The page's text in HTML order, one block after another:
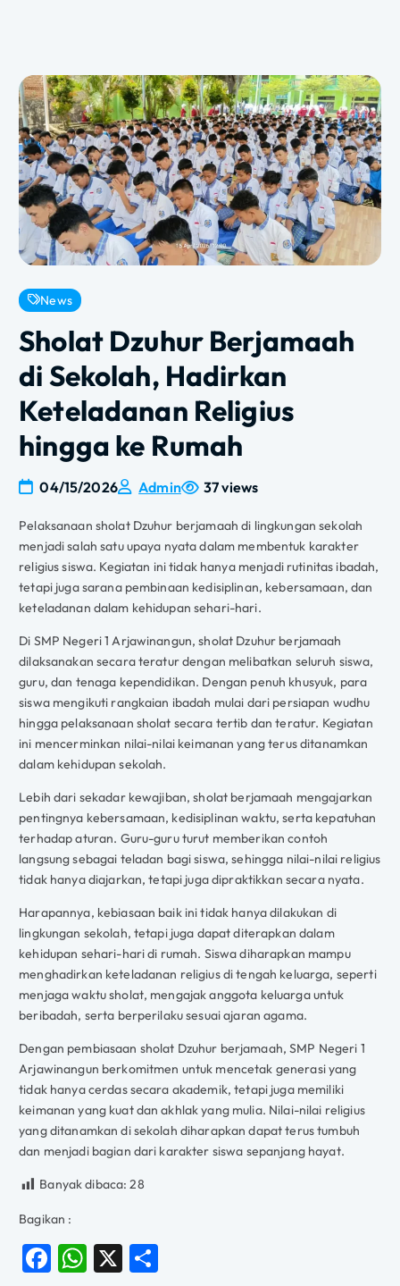
News
Sholat Dzuhur Berjamaah
di Sekolah, Hadirkan
Keteladanan Religius
hingga ke Rumah
04/15/2026 Admin 37 views
Pelaksanaan sholat Dzuhur berjamaah di lingkungan sekolah
menjadi salah satu upaya nyata dalam membentuk karakter
religius siswa. Kegiatan ini tidak hanya menjadi rutinitas ibadah,
tetapi juga sarana pembinaan kedisiplinan, kebersamaan, dan
keteladanan dalam kehidupan sehari-hari.
Di SMP Negeri 1 Arjawinangun, sholat Dzuhur berjamaah
dilaksanakan secara teratur dengan melibatkan seluruh siswa,
guru, dan tenaga kependidikan. Dengan penuh khusyuk, para
siswa mengikuti rangkaian ibadah mulai dari persiapan wudhu
hingga pelaksanaan sholat secara tertib dan teratur. Kegiatan
ini mencerminkan nilai-nilai keimanan yang terus ditanamkan
dalam kehidupan sekolah.
Lebih dari sekadar kewajiban, sholat berjamaah mengajarkan
pentingnya kebersamaan, kedisiplinan waktu, serta kepatuhan
terhadap aturan. Guru-guru turut memberikan contoh
langsung sebagai teladan bagi siswa, sehingga nilai-nilai religius
tidak hanya diajarkan, tetapi juga dipraktikkan secara nyata.
Harapannya, kebiasaan baik ini tidak hanya dilakukan di
lingkungan sekolah, tetapi juga dapat diterapkan dalam
kehidupan sehari-hari di rumah. Siswa diharapkan mampu
menghadirkan keteladanan religius di tengah keluarga, seperti
menjaga waktu sholat, mengajak anggota keluarga untuk
beribadah, serta berperilaku sesuai ajaran agama.
Dengan pembiasaan sholat Dzuhur berjamaah, SMP Negeri 1
Arjawinangun berkomitmen untuk mencetak generasi yang
tidak hanya cerdas secara akademik, tetapi juga memiliki
keimanan yang kuat dan akhlak yang mulia. Nilai-nilai religius
yang ditanamkan di sekolah diharapkan dapat terus tumbuh
dan menjadi bagian dari karakter siswa sepanjang hayat.
Banyak dibaca: 28
Bagikan :
F
W X